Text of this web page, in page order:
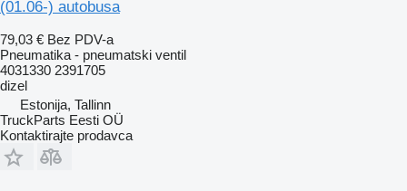
(01.06-) autobusa
79,03 € Bez PDV-a
Pneumatika - pneumatski ventil
4031330 2391705
dizel
Estonija, Tallinn
TruckParts Eesti OÜ
Kontaktirajte prodavca